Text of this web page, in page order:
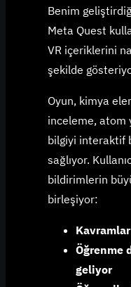
Benim
Meta Quest
VR içeriklerini
şekilde
Oyun, kimya
inceleme, atom
bilgiyi interaktif
sağlıyor.
bildirimlerin
birleşiyor:
Öğrenme
geliyor